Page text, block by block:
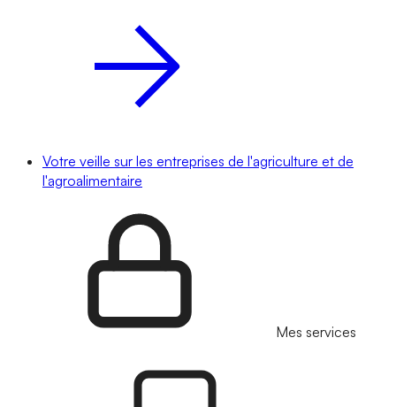
Votre veille sur les entreprises de l'agriculture et de
l'agroalimentaire
Mes services